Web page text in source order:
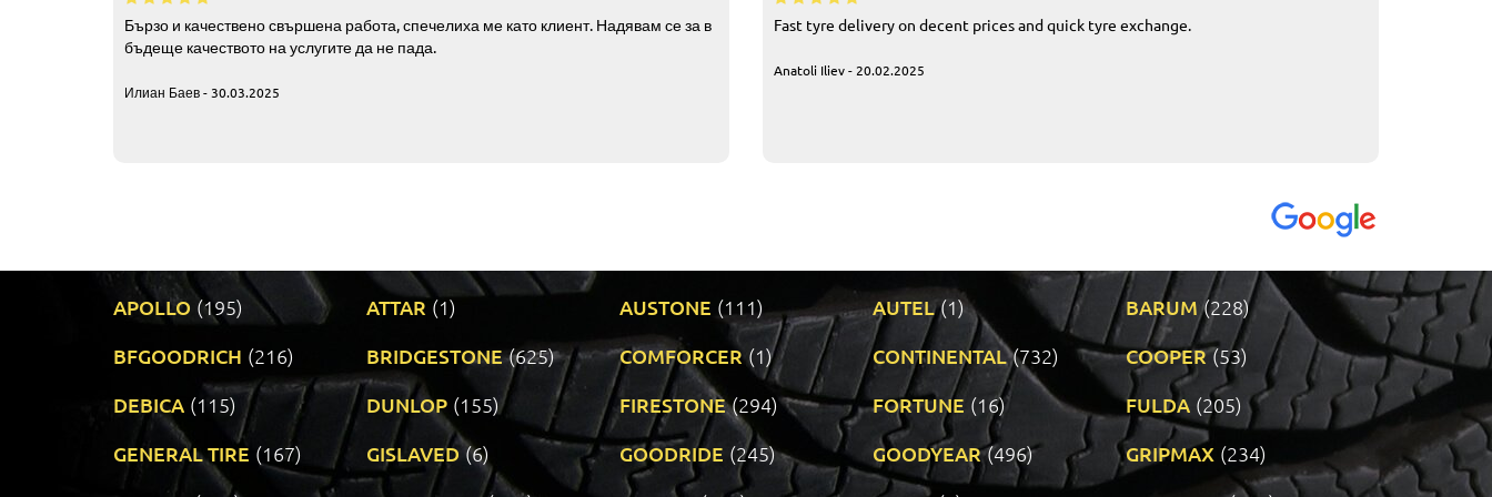
Бързо и качествено свършена работа, спечелиха ме като клиент. Надявам се за в
бъдеще качеството на услугите да не пада.
Илиан Баев - 30.03.2025
Fast tyre delivery on decent prices and quick tyre exchange.
Anatoli Iliev - 20.02.2025
APOLLO (195) ATTAR (1) AUSTONE (111) AUTEL (1) BARUM (228)
BFGOODRICH (216) BRIDGESTONE (625) COMFORCER (1) CONTINENTAL (732) COOPER (53)
DEBICA (115) DUNLOP (155) FIRESTONE (294) FORTUNE (16) FULDA (205)
GENERAL TIRE (167) GISLAVED (6) GOODRIDE (245) GOODYEAR (496) GRIPMAX (234)